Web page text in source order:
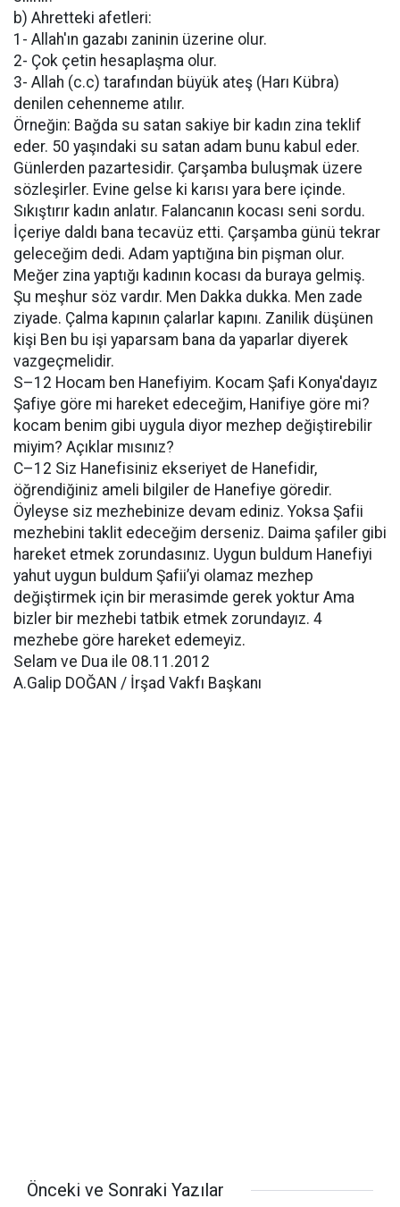
b) Ahretteki afetleri:
1- Allah'ın gazabı zaninin üzerine olur.
2- Çok çetin hesaplaşma olur.
3- Allah (c.c) tarafından büyük ateş (Harı Kübra)
denilen cehenneme atılır.
Örneğin: Bağda su satan sakiye bir kadın zina teklif
eder. 50 yaşındaki su satan adam bunu kabul eder.
Günlerden pazartesidir. Çarşamba buluşmak üzere
sözleşirler. Evine gelse ki karısı yara bere içinde.
Sıkıştırır kadın anlatır. Falancanın kocası seni sordu.
İçeriye daldı bana tecavüz etti. Çarşamba günü tekrar
geleceğim dedi. Adam yaptığına bin pişman olur.
Meğer zina yaptığı kadının kocası da buraya gelmiş.
Şu meşhur söz vardır. Men Dakka dukka. Men zade
ziyade. Çalma kapının çalarlar kapını. Zanilik düşünen
kişi Ben bu işi yaparsam bana da yaparlar diyerek
vazgeçmelidir.
S–12 Hocam ben Hanefiyim. Kocam Şafi Konya'dayız
Şafiye göre mi hareket edeceğim, Hanifiye göre mi?
kocam benim gibi uygula diyor mezhep değiştirebilir
miyim? Açıklar mısınız?
C–12 Siz Hanefisiniz ekseriyet de Hanefidir,
öğrendiğiniz ameli bilgiler de Hanefiye göredir.
Öyleyse siz mezhebinize devam ediniz. Yoksa Şafii
mezhebini taklit edeceğim derseniz. Daima şafiler gibi
hareket etmek zorundasınız. Uygun buldum Hanefiyi
yahut uygun buldum Şafii’yi olamaz mezhep
değiştirmek için bir merasimde gerek yoktur Ama
bizler bir mezhebi tatbik etmek zorundayız. 4
mezhebe göre hareket edemeyiz.
Selam ve Dua ile 08.11.2012
A.Galip DOĞAN / İrşad Vakfı Başkanı
Önceki ve Sonraki Yazılar